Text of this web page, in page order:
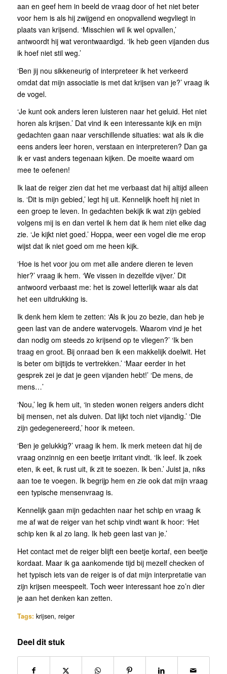
aan en geef hem in beeld de vraag door of het niet beter
voor hem is als hij zwijgend en onopvallend wegvliegt in
plaats van krijsend. ‘Misschien wil ik wel opvallen,’
antwoordt hij wat verontwaardigd. ‘Ik heb geen vijanden dus
ik hoef niet stil weg.’
‘Ben jij nou sikkeneurig of interpreteer ik het verkeerd
omdat dat mijn associatie is met dat krijsen van je?’ vraag ik
de vogel.
‘Je kunt ook anders leren luisteren naar het geluid. Het niet
horen als krijsen.’ Dat vind ik een interessante kijk en mijn
gedachten gaan naar verschillende situaties: wat als ik die
eens anders leer horen, verstaan en interpreteren? Dan ga
ik er vast anders tegenaan kijken. De moeite waard om
mee te oefenen!
Ik laat de reiger zien dat het me verbaast dat hij altijd alleen
is. ‘Dit is mijn gebied,’ legt hij uit. Kennelijk hoeft hij niet in
een groep te leven. In gedachten bekijk ik wat zijn gebied
volgens mij is en dan vertel ik hem dat ik hem niet elke dag
zie. ‘Je kijkt niet goed.’ Hoppa, weer een vogel die me erop
wijst dat ik niet goed om me heen kijk.
‘Hoe is het voor jou om met alle andere dieren te leven
hier?’ vraag ik hem. ‘We vissen in dezelfde vijver.’ Dit
antwoord verbaast me: het is zowel letterlijk waar als dat
het een uitdrukking is.
Ik denk hem klem te zetten: ‘Als ik jou zo bezie, dan heb je
geen last van de andere watervogels. Waarom vind je het
dan nodig om steeds zo krijsend op te vliegen?’ ‘Ik ben
traag en groot. Bij onraad ben ik een makkelijk doelwit. Het
is beter om bijtijds te vertrekken.’ ‘Maar eerder in het
gesprek zei je dat je geen vijanden hebt!’ ‘De mens, de
mens…’
‘Nou,’ leg ik hem uit, ‘in steden wonen reigers anders dicht
bij mensen, net als duiven. Dat lijkt toch niet vijandig.’ ‘Die
zijn gedegenereerd,’ hoor ik meteen.
‘Ben je gelukkig?’ vraag ik hem. Ik merk meteen dat hij de
vraag onzinnig en een beetje irritant vindt. ‘Ik leef. Ik zoek
eten, ik eet, ik rust uit, ik zit te soezen. Ik ben.’ Juist ja, niks
aan toe te voegen. Ik begrijp hem en zie ook dat mijn vraag
een typische mensenvraag is.
Kennelijk gaan mijn gedachten naar het schip en vraag ik
me af wat de reiger van het schip vindt want ik hoor: ‘Het
schip ken ik al zo lang. Ik heb geen last van je.’
Het contact met de reiger blijft een beetje kortaf, een beetje
kordaat. Maar ik ga aankomende tijd bij mezelf checken of
het typisch iets van de reiger is of dat mijn interpretatie van
zijn krijsen meespeelt. Toch weer interessant hoe zo’n dier
je aan het denken kan zetten.
Tags: krijsen, reiger
Deel dit stuk